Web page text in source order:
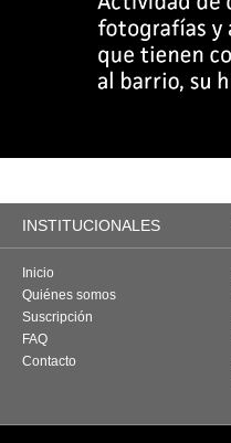
INSTITUCIONALES
Inicio
Quiénes somos
Suscripción
FAQ
Contacto